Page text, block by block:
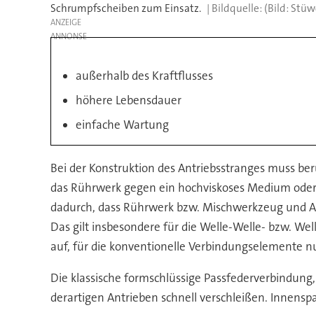
Schrumpfscheiben zum Einsatz.
(Bild:
ANZEIGE
außerhalb des Kraftflusses
höhere Lebensdauer
einfache Wartung
Bei der Konstruktion des Antriebsstranges muss
das Rührwerk gegen ein hochviskoses Medium
dadurch, dass Rührwerk bzw. Mischwerkzeug
Das gilt insbesondere für die Welle-Welle- bzw.
auf, für die konventionelle Verbindungselemente
Die klassische formschlüssige
derartigen Antrieben schnell verschleißen.